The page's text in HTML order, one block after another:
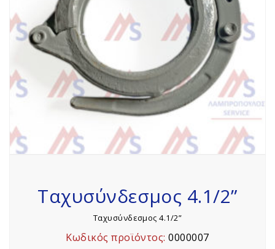
Ταχυσύνδεσμος 4.1/2”
Ταχυσύνδεσμος 4.1/2”
Κωδικός προϊόντος:0000007